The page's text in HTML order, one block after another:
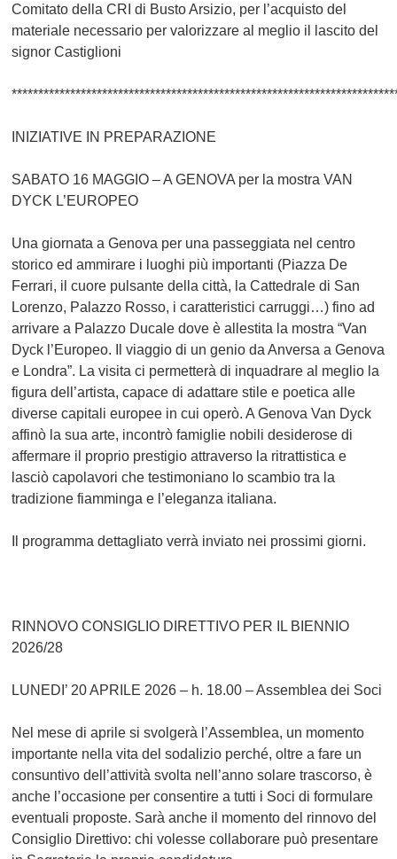
Comitato della CRI di Busto Arsizio, per l’acquisto del
materiale necessario per valorizzare al meglio il lascito del
signor Castiglioni
INIZIATIVE IN PREPARAZIONE
SABATO 16 MAGGIO – A GENOVA per la mostra VAN
DYCK L’EUROPEO
Una giornata a Genova per una passeggiata nel centro
storico ed ammirare i luoghi più importanti (Piazza De
Ferrari, il cuore pulsante della città, la Cattedrale di San
Lorenzo, Palazzo Rosso, i caratteristici carruggi…) fino ad
arrivare a Palazzo Ducale dove è allestita la mostra “Van
Dyck l’Europeo. Il viaggio di un genio da Anversa a Genova
e Londra”. La visita ci permetterà di inquadrare al meglio la
figura dell’artista, capace di adattare stile e poetica alle
diverse capitali europee in cui operò. A Genova Van Dyck
affinò la sua arte, incontrò famiglie nobili desiderose di
affermare il proprio prestigio attraverso la ritrattistica e
lasciò capolavori che testimoniano lo scambio tra la
tradizione fiamminga e l’eleganza italiana.
Il programma dettagliato verrà inviato nei prossimi giorni.
RINNOVO CONSIGLIO DIRETTIVO PER IL BIENNIO
2026/28
LUNEDI’ 20 APRILE 2026 – h. 18.00 – Assemblea dei Soci
Nel mese di aprile si svolgerà l’Assemblea, un momento
importante nella vita del sodalizio perché, oltre a fare un
consuntivo dell’attività svolta nell’anno solare trascorso, è
anche l’occasione per consentire a tutti i Soci di formulare
eventuali proposte. Sarà anche il momento del rinnovo del
Consiglio Direttivo: chi volesse collaborare può presentare